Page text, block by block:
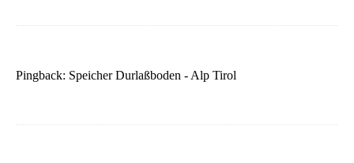
Pingback: Speicher Durlaßboden - Alp Tirol